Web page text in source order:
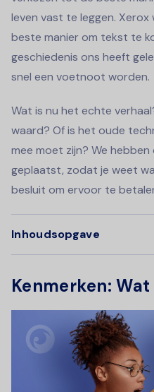
leven vast te leggen.
beste manier om tekst te
geschiedenis ons heeft
snel een voetnoot worden.
Wat is nu het echte
waard? Of is het oude
mee moet zijn? We
geplaatst, zodat je weet
besluit om ervoor te
Inhoudsopgave
Kenmerken: Wat